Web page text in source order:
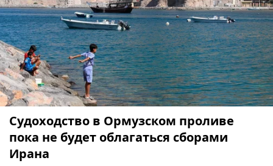
Судоходство в Ормузском проливе
пока не будет облагаться сборами
Ирана